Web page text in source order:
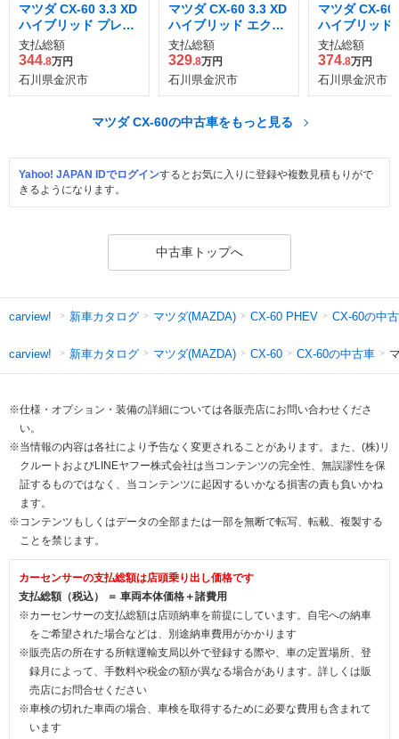
マツダ CX-60 3.3 XD
ハイブリッド プレミ
アム スポーツ ディー
ゼルターボ 4WD
支払総額
344.8万円
石川県金沢市
マツダ CX-60 3.3 XD
ハイブリッド エクス
クルーシブ スポーツ
ディーゼルターボ 4
WD
支払総額
329.8万円
石川県金沢市
マツダ CX-60
ハイブリッド
アム スポー
ゼルターボ
支払総額
374.8万円
石川県金沢市
マツダ CX-60の中古車をもっと見る
Yahoo! JAPAN IDでログインするとお気に入りに登録や複数見積もりがで
きるようになります。
中古車トップへ
carview! 新車カタログ マツダ(MAZDA) CX-60 PHEV CX-60の中
carview! 新車カタログ マツダ(MAZDA) CX-60 CX-60の中古車
※仕様・オプション・装備の詳細については各販売店にお問い合わせくださ
い。
※当情報の内容は各社により予告なく変更されることがあります。また、(株)リ
クルートおよびLINEヤフー株式会社は当コンテンツの完全性、無誤謬性を保
証するものではなく、当コンテンツに起因するいかなる損害の責も負いかね
ます。
※コンテンツもしくはデータの全部または一部を無断で転写、転載、複製する
ことを禁じます。
カーセンサーの支払総額は店頭乗り出し価格です
支払総額（税込） ＝ 車両本体価格＋諸費用
※カーセンサーの支払総額は店頭納車を前提にしています。自宅への納車
をご希望された場合などは、別途納車費用がかかります
※販売店の所在する所轄運輸支局以外で登録する際や、車の定置場所、登
録月によって、手数料や税金の額が異なる場合があります。詳しくは販
売店にお問合せください
※車検の切れた車両の場合、車検を取得するために必要な費用も含まれて
います